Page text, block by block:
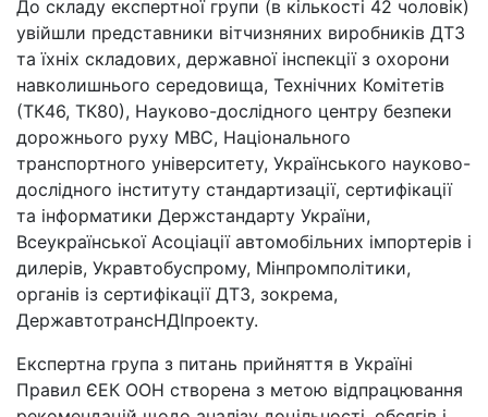
До складу експертної групи (в кількості 42 чоловік)
увійшли представники вітчизняних виробників ДТЗ
та їхніх складових, державної інспекції з охорони
навколишнього середовища, Технічних Комітетів
(ТК46, ТК80), Науково-дослідного центру безпеки
дорожнього руху МВС, Національного
транспортного університету, Українського науково-
дослідного інституту стандартизації, сертифікації
та інформатики Держстандарту України,
Всеукраїнської Асоціації автомобільних імпортерів і
дилерів, Укравтобуспрому, Мінпромполітики,
органів із сертифікації ДТЗ, зокрема,
ДержавтотрансНДІпроекту.
Експертна група з питань прийняття в Україні
Правил ЄЕК ООН створена з метою відпрацювання